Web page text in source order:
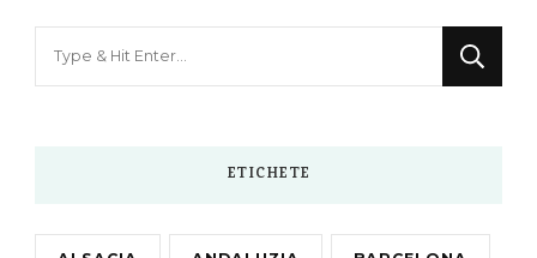
ETICHETE